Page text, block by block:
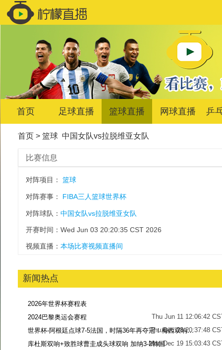
首页 足球直播 篮球直播 网球直播 乒
首页> 篮球 中国女队vs拉脱维亚女队
比赛信息
对阵项目： 篮球
对阵赛事： FIBA三人篮球世界杯
对阵球队： 中国女队vs拉脱维亚女队
开赛时间：Wed Jun 03 20:20:35 CST 2026
视频直播： 本场比赛视频直播间
新闻热点
2026年世界杯赛程表
Thu Jun 11 12:06:42
2024巴黎奥运会赛程
Thu Dec 28 20:37:48
世界杯-阿根廷点球7-5法国，时隔36年再夺冠！梅西双响姆巴佩戴帽
Mon Dec 19 15:03:43
库杜斯双响+致胜球曹圭成头球双响 加纳3-2韩国